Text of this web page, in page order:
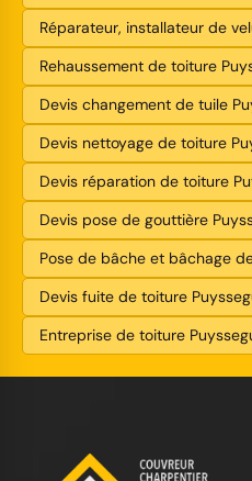
Réparateur, installateur de
Rehaussement de toiture
Devis changement de tuile
Devis nettoyage de toiture
Devis réparation de toiture
Devis pose de gouttière
Pose de bâche et bâchage
Devis fuite de toiture
Entreprise de toiture